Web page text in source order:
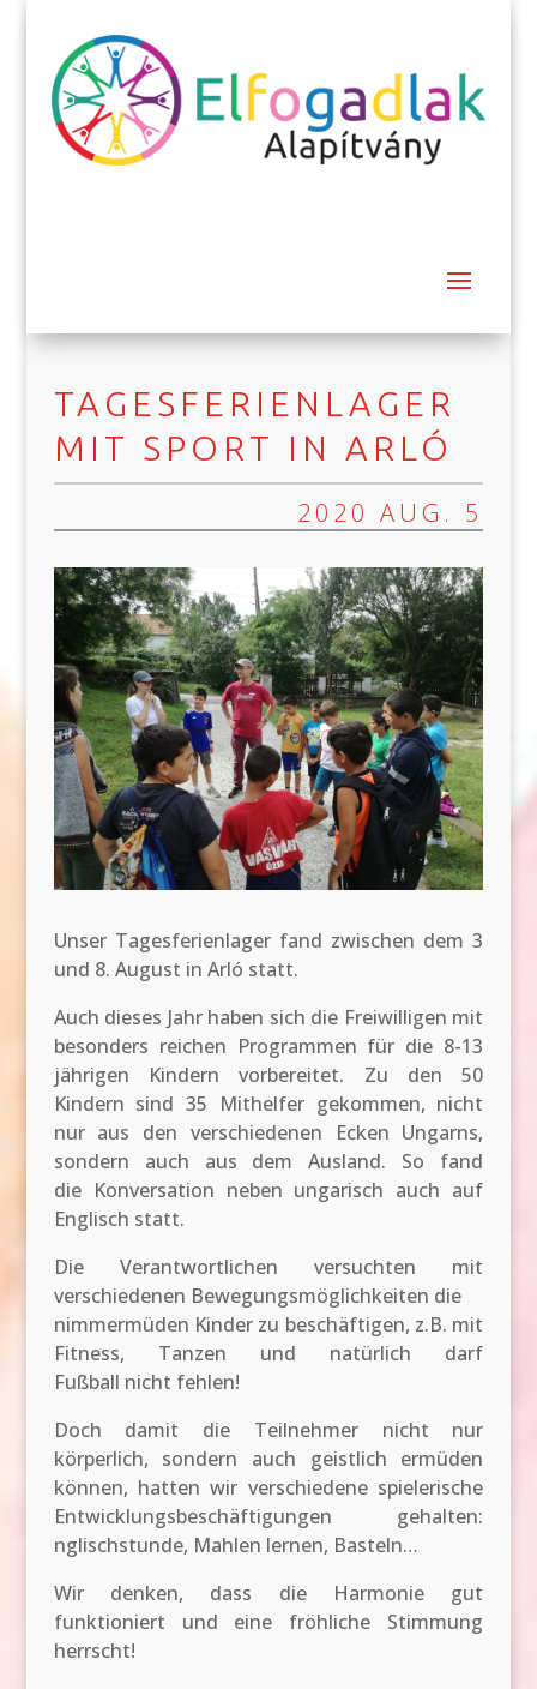
TAGESFERIENLAGER
MIT SPORT IN ARLÓ
2020 AUG. 5
Unser Tagesferienlager fand zwischen dem 3
und 8. August in Arló statt.
Auch dieses Jahr haben sich die Freiwilligen mit
besonders reichen Programmen für die 8-13
jährigen Kindern vorbereitet. Zu den 50
Kindern sind 35 Mithelfer gekommen, nicht
nur aus den verschiedenen Ecken Ungarns,
sondern auch aus dem Ausland. So fand
die Konversation neben ungarisch auch auf
Englisch statt.
Die Verantwortlichen versuchten mit
verschiedenen Bewegungsmöglichkeiten die
nimmermüden Kinder zu beschäftigen, z.B. mit
Fitness, Tanzen und natürlich darf
Fußball nicht fehlen!
Doch damit die Teilnehmer nicht nur
körperlich, sondern auch geistlich ermüden
können, hatten wir verschiedene spielerische
Entwicklungsbeschäftigungen gehalten:
nglischstunde, Mahlen lernen, Basteln…
Wir denken, dass die Harmonie gut
funktioniert und eine fröhliche Stimmung
herrscht!